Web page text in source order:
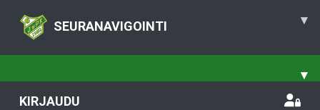
SEURANAVIGOINTI ▾
▾
KIRJAUDU